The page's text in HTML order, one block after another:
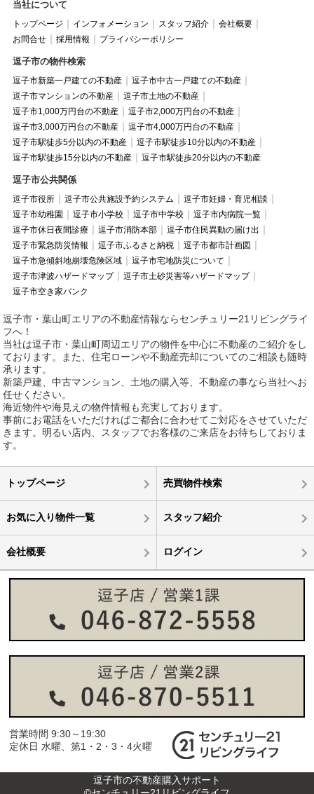
当社について
トップページ インフォメーション スタッフ紹介
会社概要
お問合せ
採用情報 プライバシーポリシー
逗子市の物件検索
逗子市新築一戸建ての不動産
逗子市中古一戸建ての不動産
逗子市マンションの不動産
逗子市土地の不動産
逗子市1,000万円台の不動産
逗子市2,000万円台の不動産
逗子市3,000万円台の不動産
逗子市4,000万円台の不動産
逗子市駅徒歩5分以内の不動産
逗子市駅徒歩10分以内の不動産
逗子市駅徒歩15分以内の不動産
逗子市駅徒歩20分以内の不動産
逗子市公共関係
逗子市役所 逗子市公共施設予約システム
逗子市妊婦・育児相談
逗子市幼稚園
逗子市小学校 逗子市中学校
逗子市内病院一覧
逗子市休日夜間診療
逗子市消防本部
逗子市住民異動の届け出
逗子市緊急防災情報
逗子市ふるさと納税
逗子市都市計画図
逗子市急傾斜地崩壊危険区域
逗子市宅地防災について
逗子市津波ハザードマップ
逗子市土砂災害等ハザードマップ
逗子市空き家バンク
逗子市・葉山町エリアの不動産情報ならセンチュリー21リビングライ
フへ！
当社は逗子市・葉山町周辺エリアの物件を中心に不動産のご紹介をし
ております。また、住宅ローンや不動産売却についてのご相談も随時
承ります。
新築戸建、中古マンション、土地の購入等、不動産の事なら当社へお
任せください。
海近物件や海見えの物件情報も充実しております。
事前にお電話をいただければご都合に合わせてご対応をさせていただ
きます。明るい店内、スタッフでお客様のご来店をお待ちしておりま
す。
トップページ 売買物件検索
お気に入り物件一覧 スタッフ紹介
会社概要 ログイン
営業時間 9:30～19:30
定休日 水曜、第1・2・3・4火曜
逗子市の不動産購入サポート